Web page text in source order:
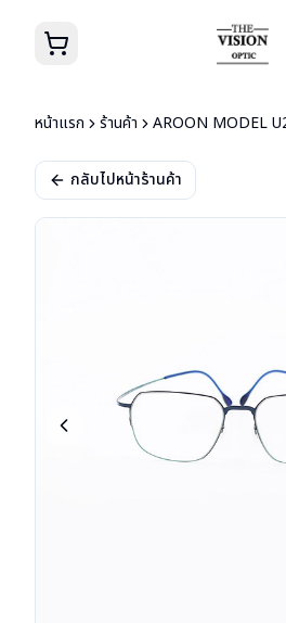
หน้าแรก ร้านค้า AROON MODEL
กลับไปหน้าร้านค้า